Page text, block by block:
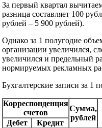
За первый квартал
разница составляет 100
рублей – 5 900 рублей).
Однако за 1 полугодие
организации увеличился,
увеличился и предельный
нормируемых рекламных
Бухгалтерские записи за 1
Корреспонденция
счетов
Сумма,
рублей
Дебет Кредит